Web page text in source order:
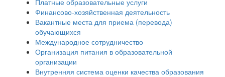
Финансово-хозяйственная деятельность
Вакантные места для приема (перевода)
обучающихся
Международное сотрудничество
Организация питания в образовательной
организации
Внутренняя система оценки качества образования